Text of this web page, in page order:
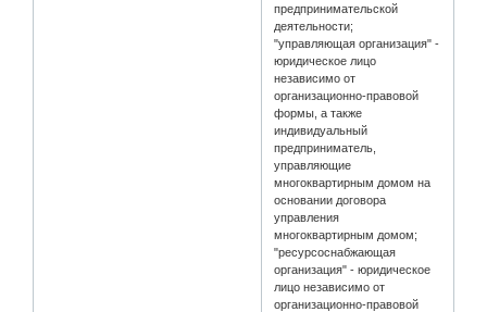
предпринимательской
деятельности;
"управляющая организация" -
юридическое лицо
независимо от
организационно-правовой
формы, а также
индивидуальный
предприниматель,
управляющие
многоквартирным домом на
основании договора
управления
многоквартирным домом;
"ресурсоснабжающая
организация" - юридическое
лицо независимо от
организационно-правовой